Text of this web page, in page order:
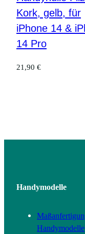
Kork, gelb, für
iPhone 14 &
14 Pro
21,90 €
Handymodelle
Handymodelle